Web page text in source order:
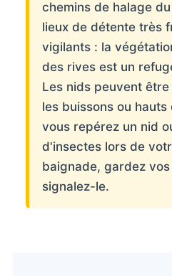
chemins de halage
lieux de détente très
vigilants : la
des rives est un
Les nids peuvent
les buissons ou
vous repérez un nid
d'insectes lors de
baignade, gardez
signalez-le.